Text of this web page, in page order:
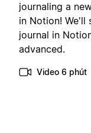
journaling a
in Notion! We'll
journal in
advanced.
Video 6 phút